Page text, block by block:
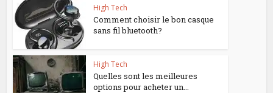
High Tech
Comment choisir le bon casque
sans fil bluetooth?
High Tech
Quelles sont les meilleures
options pour acheter un...